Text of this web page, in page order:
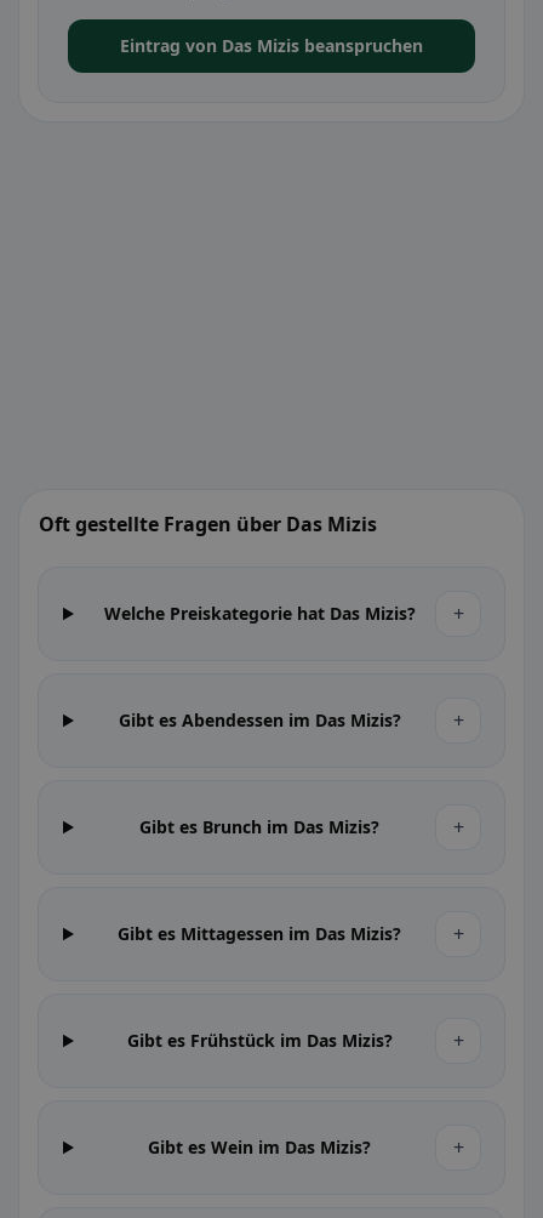
Eintrag von Das Mizis beanspruchen
Oft gestellte Fragen über Das Mizis
Welche Preiskategorie hat Das Mizis? +
Gibt es Abendessen im Das Mizis? +
Gibt es Brunch im Das Mizis? +
Gibt es Mittagessen im Das Mizis? +
Gibt es Frühstück im Das Mizis? +
Gibt es Wein im Das Mizis? +